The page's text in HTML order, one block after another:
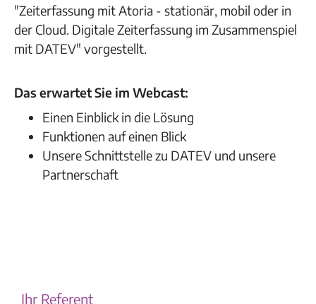
"Zeiterfassung mit Atoria - stationär, mobil oder in
der Cloud. Digitale Zeiterfassung im Zusammenspiel
mit DATEV" vorgestellt.
Das erwartet Sie im Webcast:
Einen Einblick in die Lösung
Funktionen auf einen Blick
Unsere Schnittstelle zu DATEV und unsere
Partnerschaft
Ihr Referent